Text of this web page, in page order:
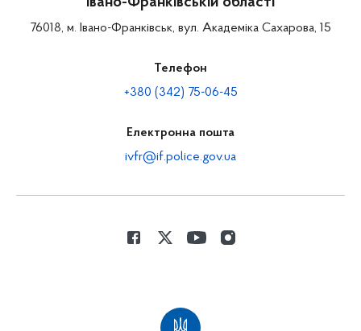
76018, м. Івано-Франківськ, вул. Академіка Сахарова, 15
Телефон
+380 (342) 75-06-45
Електронна пошта
ivfr@if.police.gov.ua